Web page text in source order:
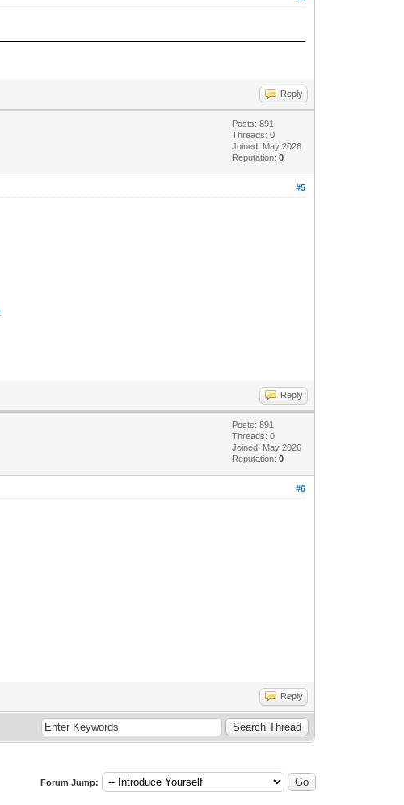
Reply
Posts: 891
Threads: 0
Joined: May 2026
Reputation:0
#5
Reply
Posts: 891
Threads: 0
Joined: May 2026
Reputation:0
#6
Reply
Forum Jump: